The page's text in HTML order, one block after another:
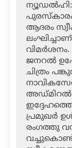
ന്യൂഡല്‍ഹി:
ആദരം
ജനറല്‍
ചിത്രം
പ്രമുഖര്‍
രംഗത്തു